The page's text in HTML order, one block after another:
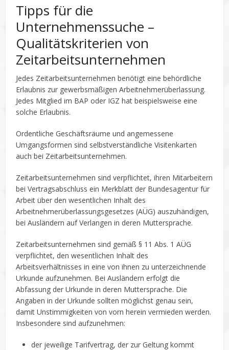
Tipps für die
Unternehmenssuche –
Qualitätskriterien von
Zeitarbeitsunternehmen
Jedes Zeitarbeitsunternehmen benötigt eine behördliche
Erlaubnis zur gewerbsmäßigen Arbeitnehmerüberlassung.
Jedes Mitglied im BAP oder IGZ hat beispielsweise eine
solche Erlaubnis.
Ordentliche Geschäftsräume und angemessene
Umgangsformen sind selbstverständliche Visitenkarten
auch bei Zeitarbeitsunternehmen.
Zeitarbeitsunternehmen sind verpflichtet, ihren Mitarbeitern
bei Vertragsabschluss ein Merkblatt der Bundesagentur für
Arbeit über den wesentlichen Inhalt des
Arbeitnehmerüberlassungsgesetzes (AÜG) auszuhändigen,
bei Ausländern auf Verlangen in deren Muttersprache.
Zeitarbeitsunternehmen sind gemäß § 11 Abs. 1 AÜG
verpflichtet, den wesentlichen Inhalt des
Arbeitsverhältnisses in eine von ihnen zu unterzeichnende
Urkunde aufzunehmen. Bei Ausländern erfolgt die
Abfassung der Urkunde in deren Muttersprache. Die
Angaben in der Urkunde sollten möglichst genau sein,
damit Unstimmigkeiten von vorn herein vermieden werden.
Insbesondere sind aufzunehmen:
der jeweilige Tarifvertrag, der zur Geltung kommt